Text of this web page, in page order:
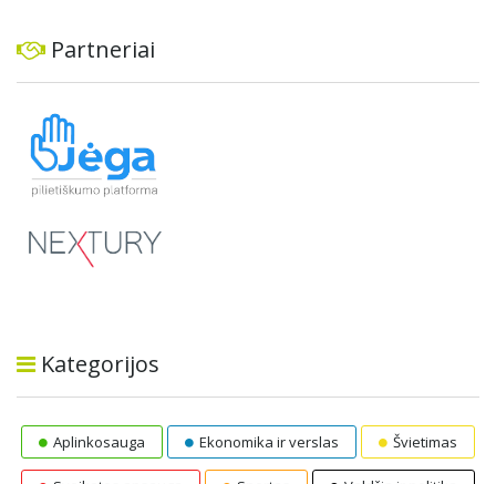
Partneriai
Kategorijos
Aplinkosauga Ekonomika ir verslas Švietimas